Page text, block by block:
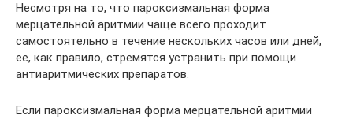
Несмотря на то, что пароксизмальная форма
мерцательной аритмии чаще всего проходит
самостоятельно в течение нескольких часов или дней,
ее, как правило, стремятся устранить при помощи
антиаритмических препаратов.
Если пароксизмальная форма мерцательной аритмии